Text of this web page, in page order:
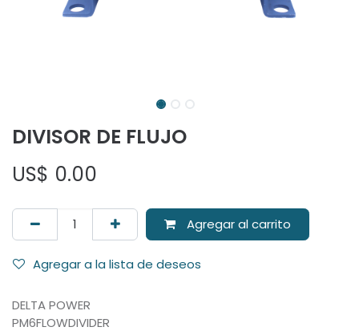
DIVISOR DE FLUJO
US$ 0.00
Agregar al carrito
Agregar a la lista de deseos
DELTA POWER
PM6FLOWDIVIDER